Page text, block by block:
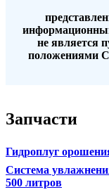
не является
положениями
Запчасти
Гидроплуг
Система
500 литров